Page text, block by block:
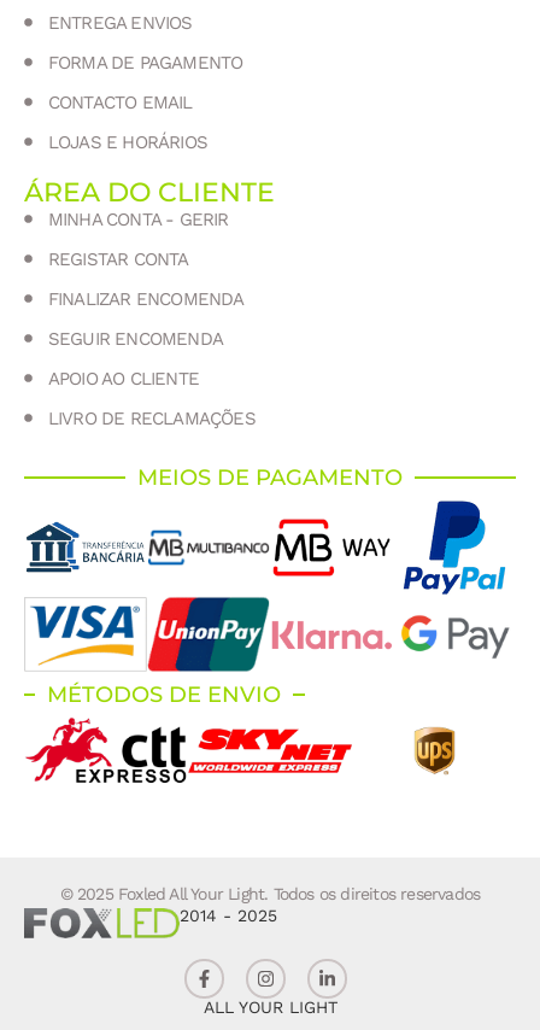
ENTREGA ENVIOS
FORMA DE PAGAMENTO
CONTACTO EMAIL
LOJAS E HORÁRIOS
ÁREA DO CLIENTE
MINHA CONTA - GERIR
REGISTAR CONTA
FINALIZAR ENCOMENDA
SEGUIR ENCOMENDA
APOIO AO CLIENTE
LIVRO DE RECLAMAÇÕES
MEIOS DE PAGAMENTO
MÉTODOS DE ENVIO
© 2025 Foxled All Your Light. Todos os direitos reservados
2014 - 2025
ALL YOUR LIGHT